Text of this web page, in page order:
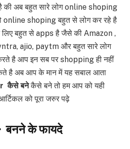
अब बहुत सारे लोग online shoping
online shoping बहुत से लोग कर रहे है
बहुत से apps है जैसे की Amazon ,
ajio, paytm और बहुत सारे लोग
है आप इन सब पर shopping ही नहीं
है अब आप के मान में यह सबाल आता
कैसे बनेकैसे बने तो हम आप को यही
को पूरा जरुर पढ़े
बनने के फायदे